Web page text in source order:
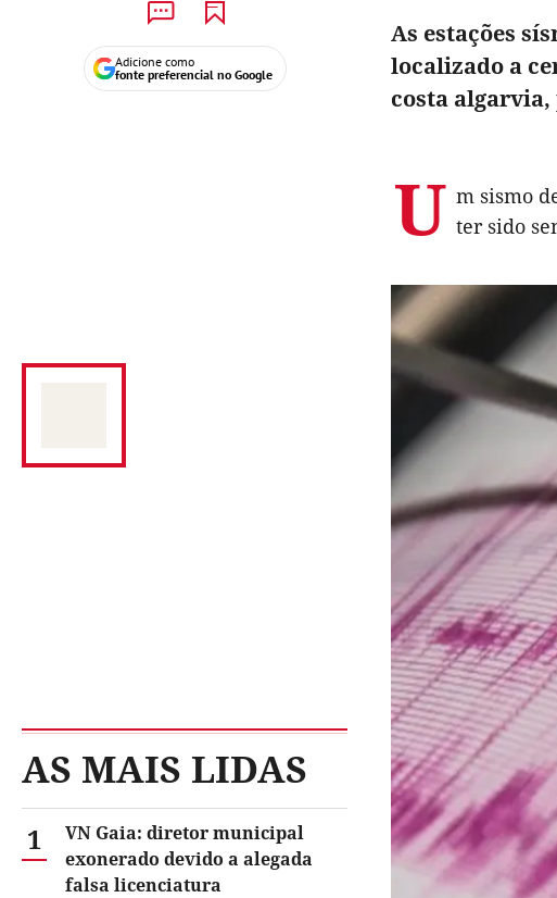
Adicione como
fonte preferencial no Google
AS MAIS LIDAS
1
VN Gaia: diretor municipal
exonerado devido a alegada
falsa licenciatura
As estações
localizado a
costa
U m sismo
ter sido